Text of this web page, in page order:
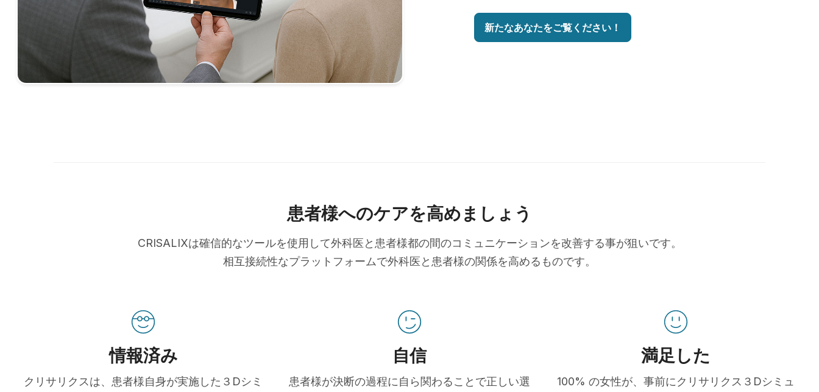
新たなあなたをご覧ください！
患者様へのケアを高めましょう
CRISALIXは確信的なツールを使用して外科医と患者様都の間のコミュニケーションを改善する事が狙いです。
相互接続性なプラットフォームで外科医と患者様の関係を高めるものです。
情報済み
クリサリクスは、患者様自身が実施した３Dシミ
自信
患者様が決断の過程に自ら関わることで正しい選
満足した
100% の女性が、事前にクリサリクス３Dシミュ